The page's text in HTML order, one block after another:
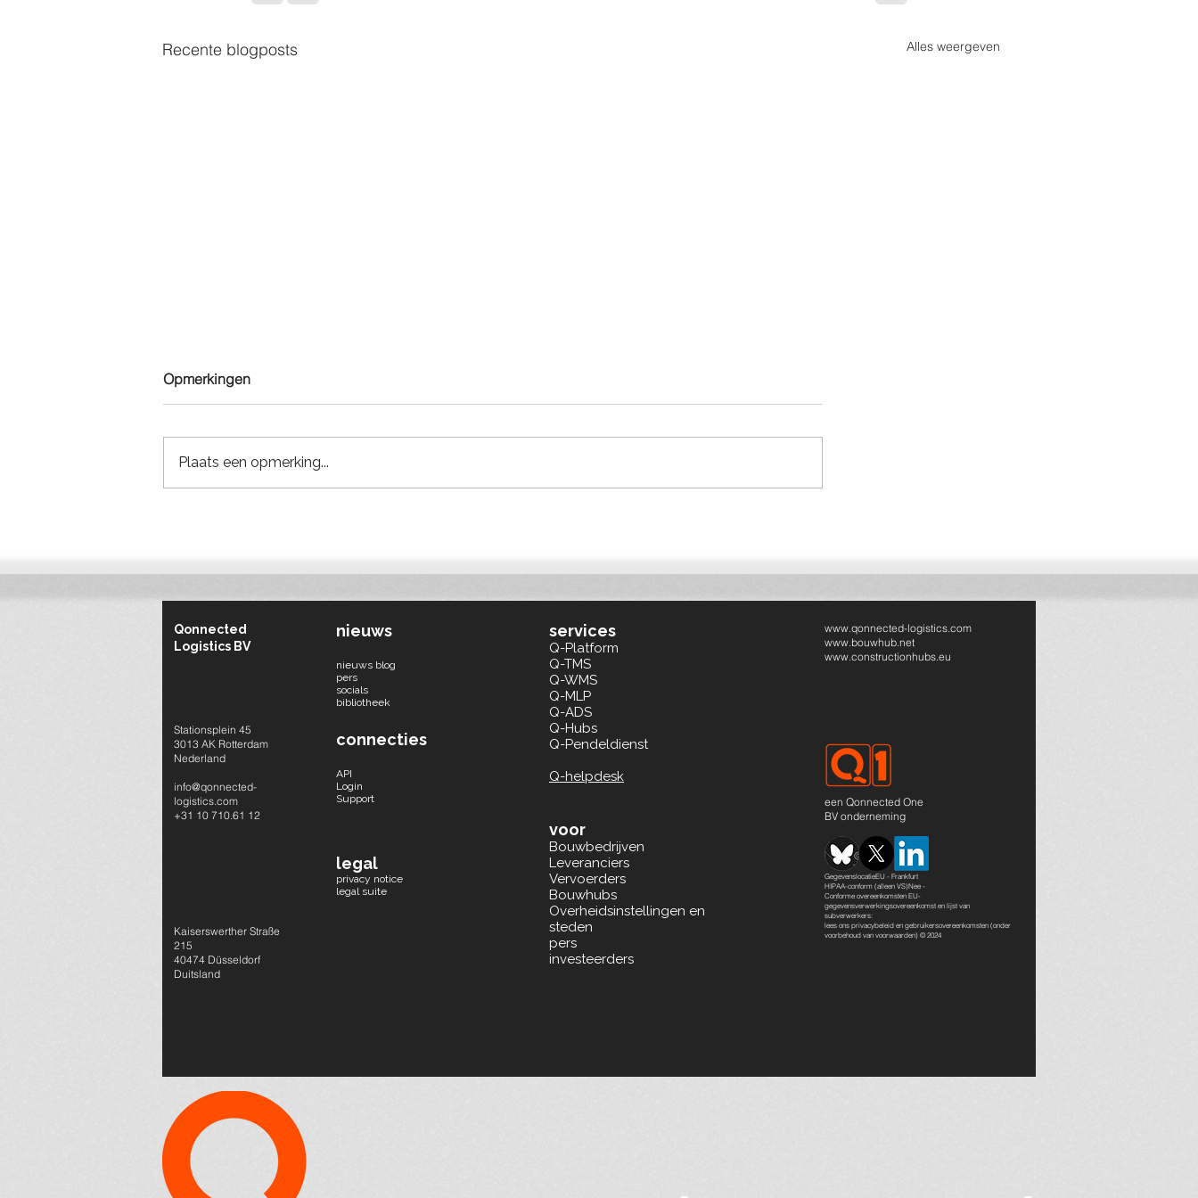
Recente blogposts Alles weergeven
bouwplaats
aan BREEAM en ESG
Opmerkingen
Plaats een opmerking...
Qonnected
Logistics BV
Stationsplein 45
3013 AK Rotterdam
Nederland
info@qonnected-
logistics.com
+31 10 710.61 12
Kaiserswerther Straße
215
40474 Düsseldorf
Duitsland
nieuws
nieuws blog
pers
socials​
bibliotheek
connecties
API
Login
Support
legal
privacy notice
legal suite
services
Q-Platform
Q-TMS
Q-WMS
Q-MLP
Q-ADS
Q-Hubs
Q-Pendeldienst
Q-helpdesk
voor
Bouwbedrijven
Leveranciers
Vervoerders
Bouwhubs
Overheidsinstellingen en
steden
pers
investeerders
www.qonnected-logistics.com
www.bouwhub.net
www.constructionhubs.eu
een Qonnected One
BV onderneming
GegevenslocatieEU - Frankfurt
HIPAA-conform (alleen VS)Nee -
Conforme overeenkomsten EU-
gegevensverwerkingsovereenkomst en lijst van
subverwerkers:
lees ons privacybeleid en gebruikersovereenkomsten (onder
voorbehoud van voorwaarden) © 2024